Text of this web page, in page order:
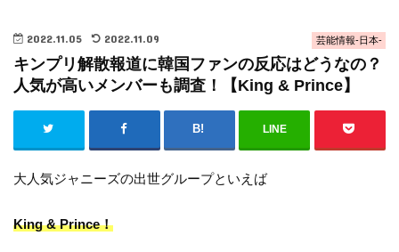
芸能情報-日本-
2022.11.05 2022.11.09
キンプリ解散報道に韓国ファンの反応はどうなの？
人気が高いメンバーも調査！【King & Prince】
LINE
大人気ジャニーズの出世グループといえば
King & Prince！